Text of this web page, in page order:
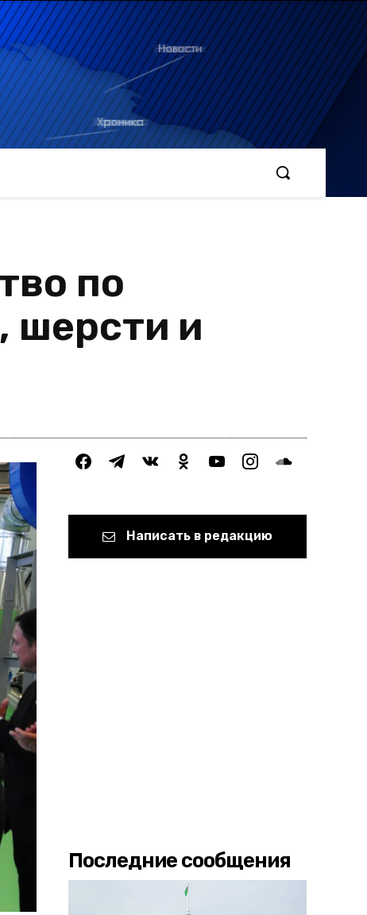
по
шерсти и
facebooktelegramvkontakteodnoklassniki
youtubeinstagramsoundcloud
Написать в редакцию
Последние сообщения